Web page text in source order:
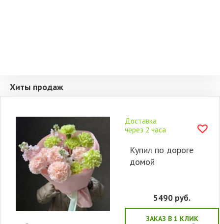
Хиты продаж
Доставка
через 2 часа
Купил по дороге
домой
5490 руб.
ЗАКАЗ В 1 КЛИК